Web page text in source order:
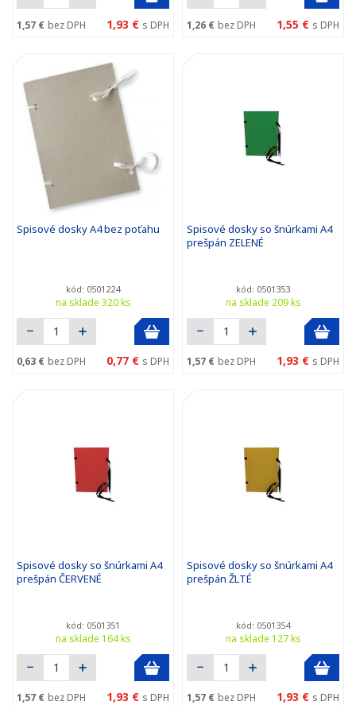
1,57 € bez DPH 1,93 € s DPH 1,26 € bez DPH 1,55 € s DPH
Spisové dosky A4 bez poťahu
kód: 0501224
na sklade 320 ks
0,63 € bez DPH 0,77 € s DPH
Spisové dosky so šnúrkami A4
prešpán ZELENÉ
kód: 0501353
na sklade 209 ks
1,57 € bez DPH 1,93 € s DPH
Spisové dosky so šnúrkami A4
prešpán ČERVENÉ
kód: 0501351
na sklade 164 ks
1,57 € bez DPH 1,93 € s DPH
Spisové dosky so šnúrkami A4
prešpán ŽLTÉ
kód: 0501354
na sklade 127 ks
1,57 € bez DPH 1,93 € s DPH